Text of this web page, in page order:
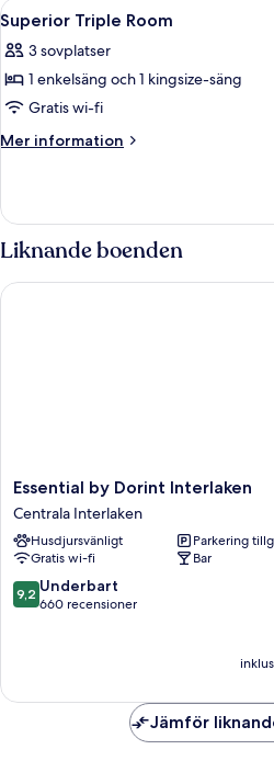
Öppna
alla
foton
för
Superior
Triple
4
Superior Triple Room
3 sovplatser
1 enkelsäng och 1 kingsize-säng
Gratis wi-fi
Mer information
Mer
Triple
Room
Liknande boenden
Essential
by
Dorint
Interlaken
Centrala
Interlaken
Essential by Dorint Interlaken
Centrala Interlaken
Husdjursvänligt
Parkering
Gratis wi-fi
Bar
9.2
av
9,2 Underbart
660 recensioner
Essential by Dorint Interlaken
Jämför